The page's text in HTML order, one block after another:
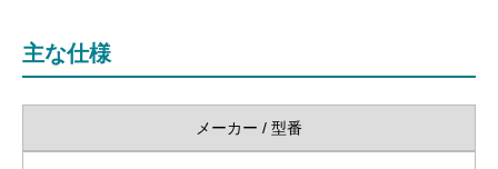
主な仕様
メーカー / 型番